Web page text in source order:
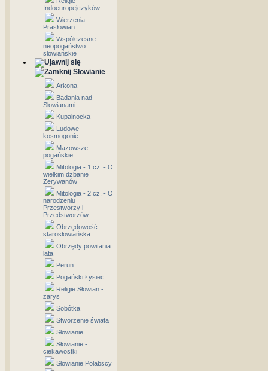
Indoeuropejczyków
Wierzenia
Prasłowian
Współczesne
neopogaństwo
słowiańskie
Słowianie
Arkona
Badania nad
Słowianami
Kupalnocka
Ludowe
kosmogonie
Mazowsze
pogańskie
Mitologia - 1 cz. - O
wielkim dzbanie
Zerywanów
Mitologia - 2 cz. - O
narodzeniu
Przestworzy i
Przedstworzów
Obrzędowość
starosłowiańska
Obrzędy powitania
lata
Perun
Pogański Łysiec
Religie Słowian -
zarys
Sobótka
Stworzenie świata
Słowianie
Słowianie -
ciekawostki
Słowianie Połabscy